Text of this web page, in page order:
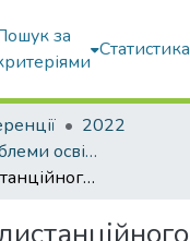
за
Статистика
2022
Актуальні проблеми освітнього процесу в контексті європейського вибору України матеріали V Міжнародної конференції (17 листопада 2022 року)
Проблеми дистанційного навчання для закладів професійної (професійно-технічної) освіти під час війни в україні